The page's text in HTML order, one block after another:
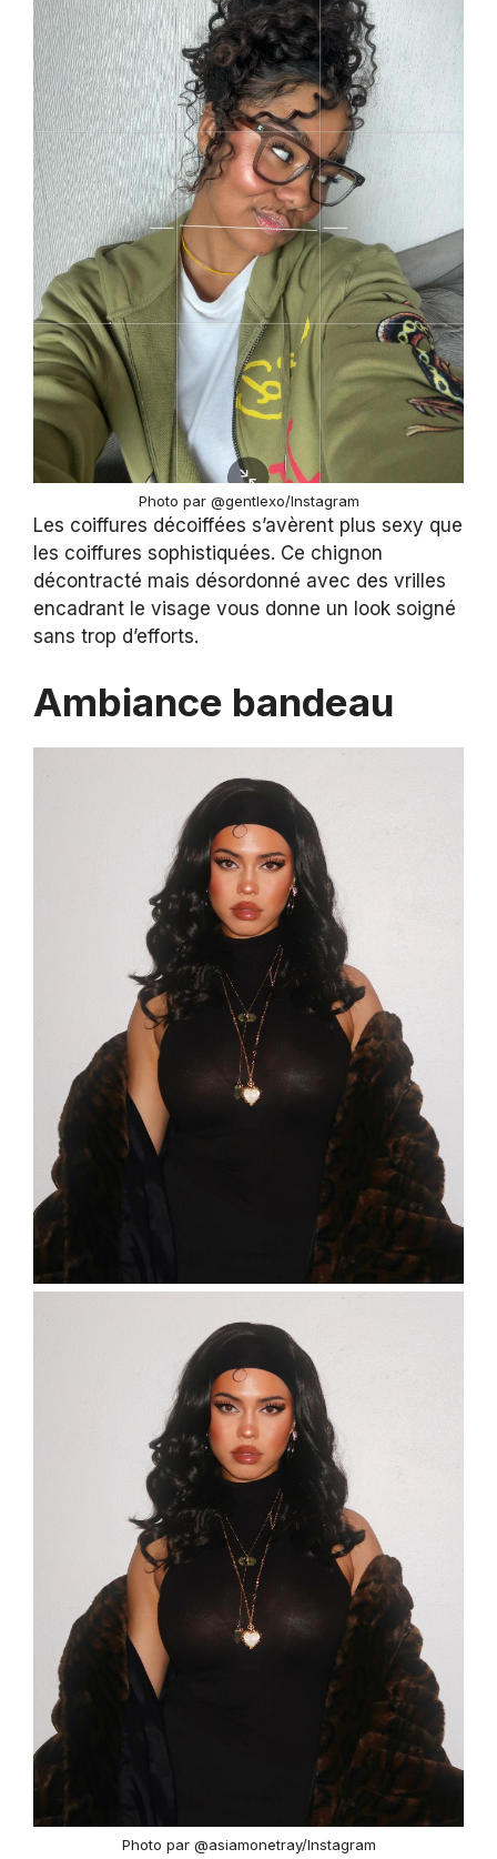
Photo par @gentlexo/Instagram
Les coiffures décoiffées s’avèrent plus sexy que
les coiffures sophistiquées. Ce chignon
décontracté mais désordonné avec des vrilles
encadrant le visage vous donne un look soigné
sans trop d’efforts.
Ambiance bandeau
Photo par @asiamonetray/Instagram